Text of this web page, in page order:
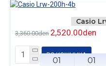
Casio
3,360.00den 2,520.00den
ВО КОШНЧКА
01 01